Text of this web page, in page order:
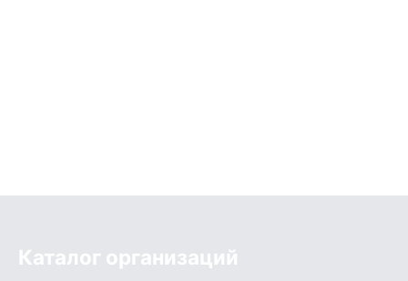
Каталог организаций